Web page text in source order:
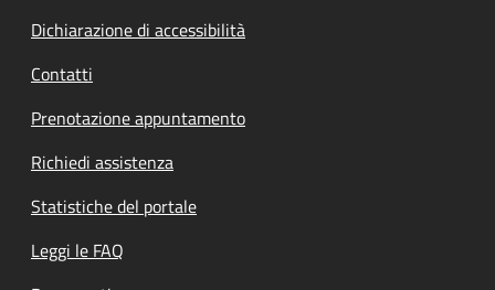
Dichiarazione di accessibilità
Contatti
Prenotazione appuntamento
Richiedi assistenza
Statistiche del portale
Leggi le FAQ